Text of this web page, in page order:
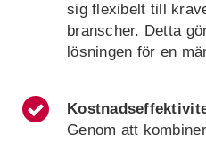
sig flexibelt till
branscher. Detta
lösningen för en
Genom att